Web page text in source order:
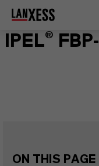
IPEL®
ON THIS PAGE